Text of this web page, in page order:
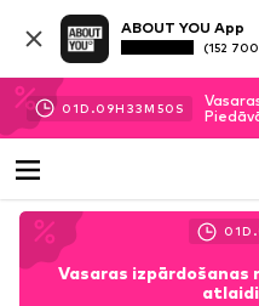
ABOUT YOU App
(152
01D.09H 33M 48 S
01D.
Vasaras izpārdošanas